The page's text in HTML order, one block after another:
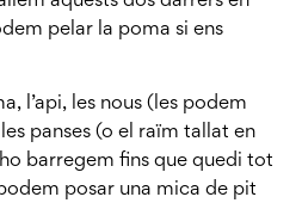
pelar la poma si ens
l’api, les nous (les podem
panses (o el raïm tallat en
barregem fins que quedi tot
posar una mica de pit